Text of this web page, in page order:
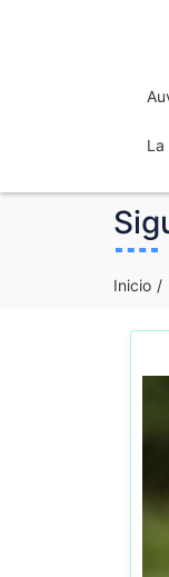
La
Inicio